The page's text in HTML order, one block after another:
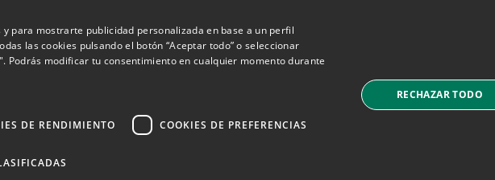
para mostrarte publicidad personalizada en base a un perfil
las cookies pulsando el botón “Aceptar todo” o seleccionar
modificar tu consentimiento en cualquier momento durante
DE RENDIMIENTO COOKIES DE PREFERENCIAS
RECHAZAR TODO